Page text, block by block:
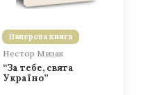
Паперова книга
Нестор Мизак
“За тебе, свята
Україно”